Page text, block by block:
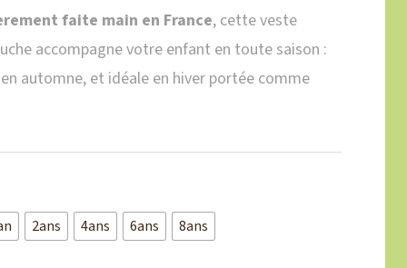
faite main en France, cette veste
accompagne votre enfant en toute saison :
automne, et idéale en hiver portée comme
2ans 4ans 6ans 8ans